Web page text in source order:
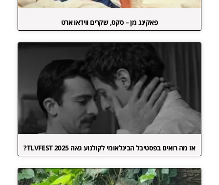
פאקינג מן – סקס, שקרים ווידאו ארט
אז מה רואים בפסטיבל הבינלאומי לקולנוע גאה TLVFEST 2025?